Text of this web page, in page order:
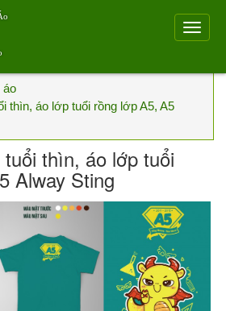
áo
thìn, áo lớp tuổi rồng lớp A5, A5
thìn, áo lớp tuổi
Alway Sting